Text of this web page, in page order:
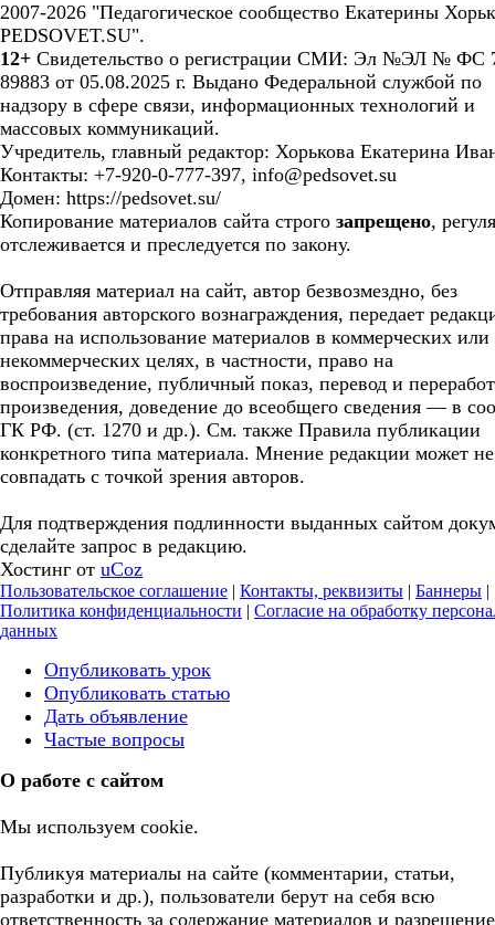
2007-2026 "Педагогическое сообщество Екатерины
PEDSOVET.SU".
12+ Свидетельство о регистрации СМИ: Эл №ЭЛ № ФС
89883 от 05.08.2025 г. Выдано Федеральной службой по
надзору в сфере связи, информационных технологий и
массовых коммуникаций.
Учредитель, главный редактор: Хорькова Екатерина
Контакты: +7-920-0-777-397, info@pedsovet.su
Домен: https://pedsovet.su/
Копирование материалов сайта строго запрещено,
отслеживается и преследуется по закону.
Отправляя материал на сайт, автор безвозмездно, без
требования авторского вознаграждения, передает
права на использование материалов в коммерческих или
некоммерческих целях, в частности, право на
воспроизведение, публичный показ, перевод и
произведения, доведение до всеобщего сведения — в
ГК РФ. (ст. 1270 и др.). См. также Правила публикации
конкретного типа материала. Мнение редакции может не
совпадать с точкой зрения авторов.
Для подтверждения подлинности выданных сайтом
сделайте запрос в редакцию.
Хостинг от uCoz
Пользовательское соглашение | Контакты, реквизиты | Баннеры |
Политика конфиденциальности | Согласие на обработку
данных
Опубликовать урок
Опубликовать статью
Дать объявление
Частые вопросы
О работе с сайтом
Мы используем cookie.
Публикуя материалы на сайте (комментарии, статьи,
разработки и др.), пользователи берут на себя всю
ответственность за содержание материалов и разрешение